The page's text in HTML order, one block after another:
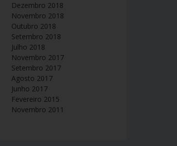
Dezembro 2018
Novembro 2018
Outubro 2018
Setembro 2018
Julho 2018
Novembro 2017
Setembro 2017
Agosto 2017
Junho 2017
Fevereiro 2015
Novembro 2011